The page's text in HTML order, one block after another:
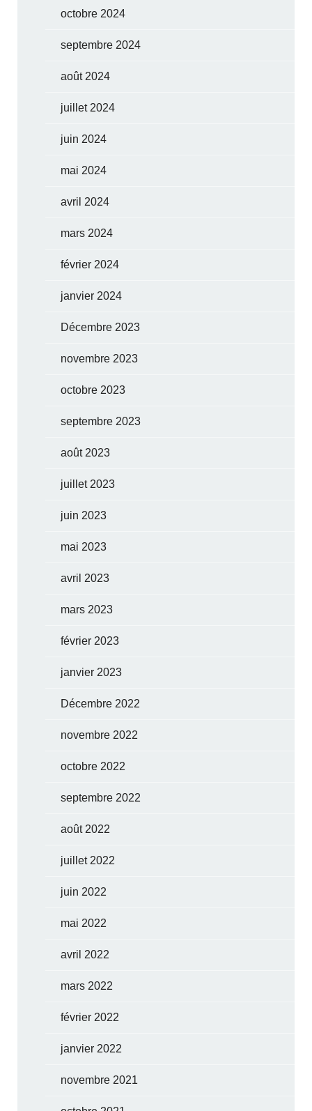
octobre 2024
septembre 2024
août 2024
juillet 2024
juin 2024
mai 2024
avril 2024
mars 2024
février 2024
janvier 2024
Décembre 2023
novembre 2023
octobre 2023
septembre 2023
août 2023
juillet 2023
juin 2023
mai 2023
avril 2023
mars 2023
février 2023
janvier 2023
Décembre 2022
novembre 2022
octobre 2022
septembre 2022
août 2022
juillet 2022
juin 2022
mai 2022
avril 2022
mars 2022
février 2022
janvier 2022
novembre 2021